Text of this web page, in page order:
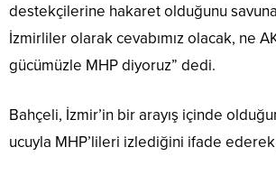
destekçilerine hakaret olduğunu
İzmirliler olarak cevabımız olacak, ne
gücümüzle MHP diyoruz” dedi.
Bahçeli, İzmir’in bir arayış içinde
ucuyla MHP’lileri izlediğini ifade